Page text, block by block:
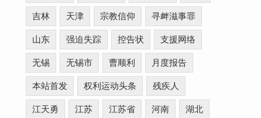
吉林 天津 宗教信仰 寻衅滋事罪
山东 强迫失踪 控告状 支援网络
无锡 无锡市 曹顺利 月度报告
本站首发 权利运动头条 残疾人
江天勇 江苏 江苏省 河南 湖北